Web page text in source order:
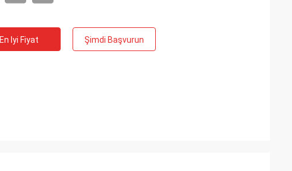
En Iyi Fiyat Şimdi Başvurun